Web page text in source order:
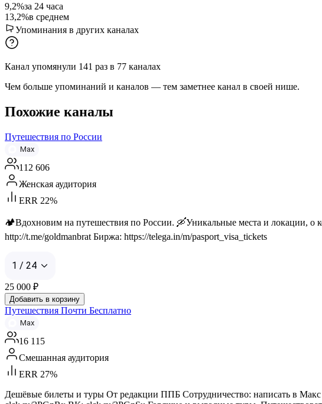
9,2%за 24 часа
13,2%в среднем
Упоминания в других каналах
Канал упомянули 141 раз в 77 каналах
Чем больше упоминаний и каналов — тем заметнее канал в своей нише.
Похожие каналы
Путешествия по России
Max
112 606
Женская аудитория
ERR 22%
🏕️Вдохновим на путешествия по России. 🛶Уникальные места и локации, о
http://t.me/goldmanbrat Биржа: https://telega.in/m/pasport_visa_tickets
1 / 24
25 000 ₽
Добавить в корзину
Путешествия Почти Бесплатно
Max
16 115
Смешанная аудитория
ERR 27%
Дешёвые билеты и туры От редакции ППБ Сотрудничество: написать в